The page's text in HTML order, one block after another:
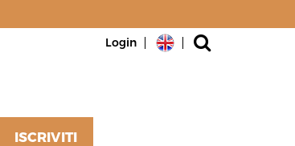
Login
ISCRIVITI